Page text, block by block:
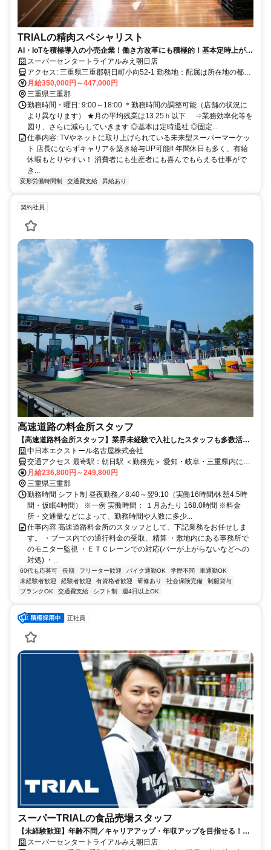
TRIALの精肉スペシャリスト
AI・IoTを積極導入の小売企業！働き方改革にも積極的！基本定時上が
り！スーパーセンタートライアルみえ朝日店
アクセス: 三重県三重郡朝日町小向52-1 勤務地：配属は所在地の都道
府県 ※初任地は最寄りの店舗又は希望エリアを優先し配属します。
※エリア内勤務または全国勤務いずれか希望を選択できます。
月給350,000円～447,000円
三重県三重郡
勤務時間・曜日: 9:00～18:00 ＊勤務時間の調整可能（店舗の状況に
より異なります） ★月の平均残業は13.25ｈ以下 ⇒業務効率化等を
図り、さらに減らしていきます ◎基本は定時退社 ◎固定...
仕事内容: TVやネットに取り上げられている未来型スーパーマーケッ
ト 店長にならずキャリアを築き給与UP可能!! 年間休日も多く、有給
休暇もとりやすい！ 消費者にも生産者にも喜んでもらえる仕事がで
き...
変形労働時間制 交通費支給 昇給あり
契約社員
高速道路の料金所スタッフ
【高速道路料金所スタッフ】業界未経験で入社したスタッフも多数活躍
中！ＮＥＸＣＯ中日本のグループ会社で、安定・堅実を目指しません
か？
中日本エクストール名古屋株式会社
交通アクセス 最寄駅：朝日駅 ＜勤務先＞ 愛知・岐阜・三重県内にあ
る料金所の中から、無理なく通勤できる勤務地に配属となります。 ●
車通勤OK！無料駐車場も完備！
月給236,800円～249,800円
三重県三重郡
勤務時間 シフト制 昼夜勤務／8:40～翌9:10（実働16時間/休憩4.5時
間・仮眠4時間） ※一例 実働時間： １月あたり 168.0時間 ※料金
所・交通量などによって、勤務時間や人数に多少...
仕事内容 高速道路料金所のスタッフとして、下記業務をお任せしま
す。 ・ブース内での通行料金の受取、精算 ・敷地内にある事務所で
のモニター監視 ・ＥＴＣレーンでの対応(バーが上がらないなどへの
対処) ・...
60代も応募可 長期 フリーター歓迎 バイク通勤OK 学歴不問
車通勤OK
未経験者歓迎
経験者歓迎 有資格者歓迎 研修あり 社会保険完備
制服貸与
ブランクOK
交通費支給 シフト制 週4日以上OK
正社員
スーパーTRIALの食品売場スタッフ
【未経験歓迎】年齢不問／キャリアアップ・年収アップを目指せる！／
小売業等の経験が活かせる／週休二日制／昇給・賞与あり／福利厚生充
スーパーセンタートライアルみえ朝日店